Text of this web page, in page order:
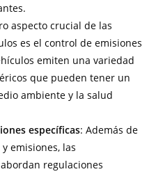
aspecto crucial de las
es el control de emisiones
emiten una variedad
que pueden tener un
ambiente y la salud
específicas: Además de
emisiones, las
regulaciones